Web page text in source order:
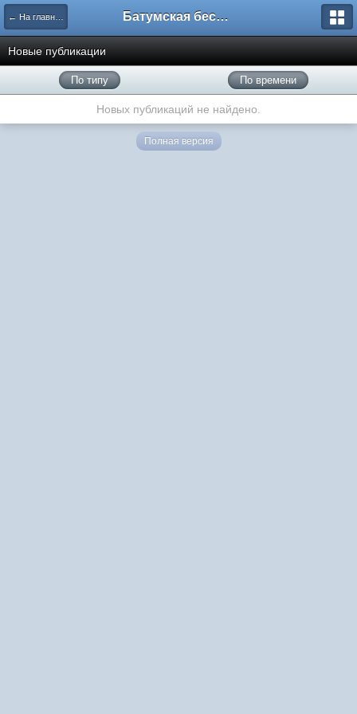
← На главную Батумская беседка
Новые публикации
По типу По времени
Новых публикаций не найдено.
Полная версия